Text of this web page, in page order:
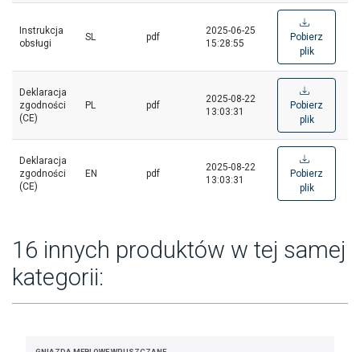
Instrukcja
obsługi
SL pdf
2025-06-25
15:28:55
Pobierz
plik
Deklaracja
zgodności
(CE)
PL pdf
2025-08-22
13:03:31
Pobierz
plik
Deklaracja
zgodności
(CE)
EN pdf
2025-08-22
13:03:31
Pobierz
plik
16 innych produktów w tej samej
kategorii: